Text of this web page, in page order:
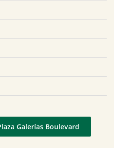
Galerías Boulevard